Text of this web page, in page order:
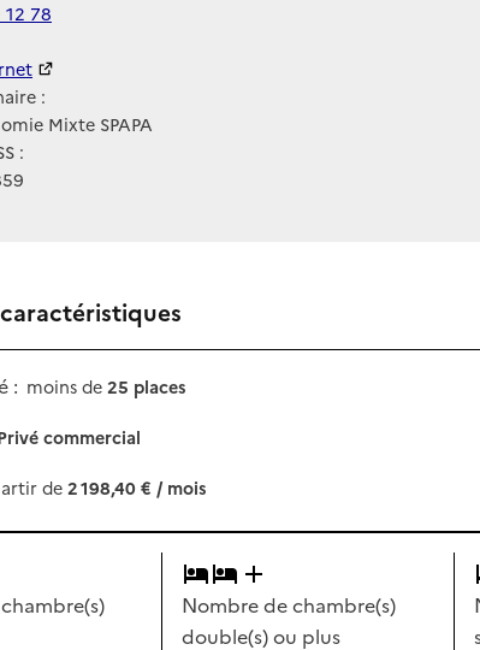
12 78
:
Mixte SPAPA
:
: moins de 25 places
commercial
de 2 198,40 € / mois
Nombre de chambre(s)
double(s)ou plus